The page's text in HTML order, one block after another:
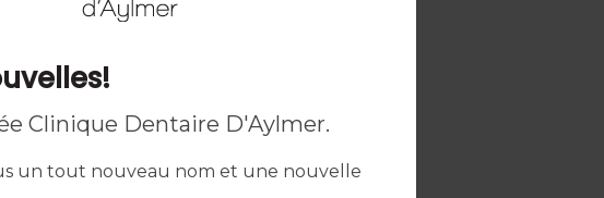
Clinique Dentaire D'Aylmer.
un tout nouveau nom et une nouvelle